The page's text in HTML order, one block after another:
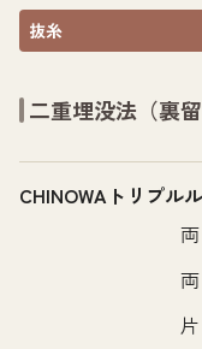
抜糸
二重埋没法（裏留
CHINOWAトリプル